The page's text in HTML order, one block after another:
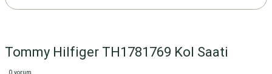
Tommy Hilfiger TH1781769 Kol Saati
0 yorum